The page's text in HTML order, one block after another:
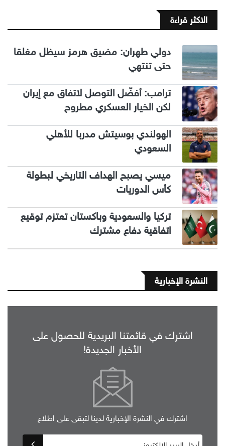
الاكثر قراءة
دولي طهران: مضيق هرمز سيظل مغلقا
حتى تنتهي
ترامب: أفضّل التوصل لاتفاق مع إيران
لكن الخيار العسكري مطروح
الهولندي بوسيتش مدربا للأهلي
السعودي
ميسي يصبح الهداف التاريخي لبطولة
كأس الدوريات
تركيا والسعودية وباكستان تعتزم توقيع
اتفاقية دفاع مشترك
النشرة الإخبارية
اشترك في قائمتنا البريدية للحصول على
الأخبار الجديدة!
اشترك في النشرة الإخبارية لدينا لتبقى على اطلاع